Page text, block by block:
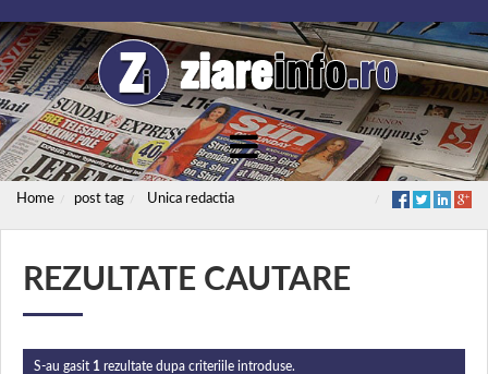
Home post tag Unica redactia
REZULTATE CAUTARE
S-au gasit 1 rezultate dupa criteriile introduse.